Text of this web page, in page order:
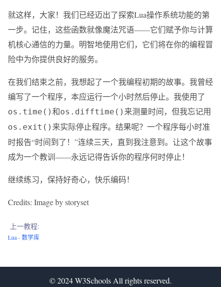
就这样，大家！我们已经迈出了探索Lua操作系统功能的第
一步。记住，这些函数就像魔法咒语——它们赋予你与计算
机核心通信的力量。明智地使用它们，它们将在你的编程冒
险中为你提供良好的服务。
在我们结束之前，我想起了一个我编程初期的故事。我曾经
编写了一个程序，本应运行一个小时然后停止。我使用了
os.time()和os.difftime() 来测量时间，但我忘记用
os.exit() 来实际停止程序。结果呢？一个程序每小时准
时报告“时间到了！”连续三天，直到我注意到。让这个故事
成为一个教训——永远记得告诉你的程序何时停止！
继续练习，保持好奇心，快乐编码！
Credits: Image by storyset
上一教程:
Lua - 数学库
© 2024W3Schools All rights reserved.